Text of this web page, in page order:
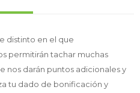
distinto en el que
permitirán tachar muchas
nos darán puntos adicionales y
tu dado de bonificación y